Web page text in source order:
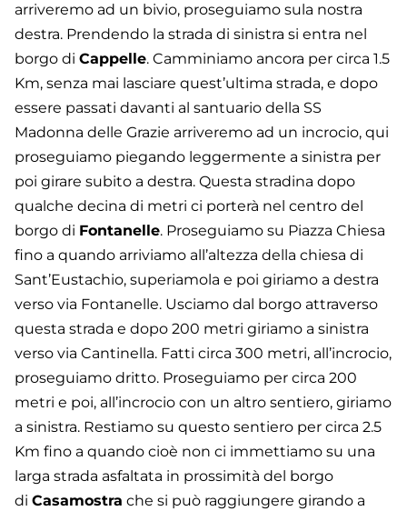
arriveremo ad un bivio, proseguiamo sula nostra
destra. Prendendo la strada di sinistra si entra nel
borgo di Cappelle. Camminiamo ancora per circa 1.5
Km, senza mai lasciare quest’ultima strada, e dopo
essere passati davanti al santuario della SS
Madonna delle Grazie arriveremo ad un incrocio, qui
proseguiamo piegando leggermente a sinistra per
poi girare subito a destra. Questa stradina dopo
qualche decina di metri ci porterà nel centro del
borgo di Fontanelle. Proseguiamo su Piazza Chiesa
fino a quando arriviamo all’altezza della chiesa di
Sant’Eustachio, superiamola e poi giriamo a destra
verso via Fontanelle. Usciamo dal borgo attraverso
questa strada e dopo 200 metri giriamo a sinistra
verso via Cantinella. Fatti circa 300 metri, all’incrocio,
proseguiamo dritto. Proseguiamo per circa 200
metri e poi, all’incrocio con un altro sentiero, giriamo
a sinistra. Restiamo su questo sentiero per circa 2.5
Km fino a quando cioè non ci immettiamo su una
larga strada asfaltata in prossimità del borgo
di Casamostra che si può raggiungere girando a